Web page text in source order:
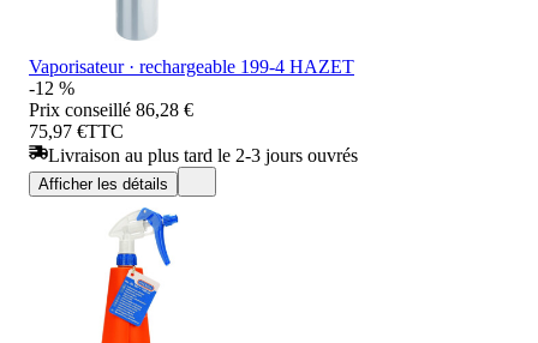
Vaporisateur · rechargeable 199-4 HAZET
-12 %
Prix conseillé 86,28 €
75,97 €TTC
Livraison au plus tard le 2-3 jours ouvrés
Afficher les détails